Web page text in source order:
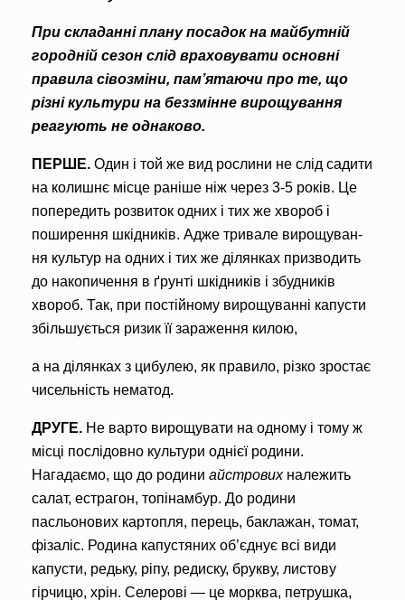
При складанні плану поса­док на майбутній
город­ній сезон слід враховува­ти основні
правила сівозміни, пам’ятаючи про те, що
різні культури на беззмінне вирощу­вання
реагують не однаково.
ПЕРШЕ. Один і той же вид рослини не слід садити
на колишнє місце раніше ніж через 3-5 років. Це
попередить розвиток одних і тих же хвороб і
поширен­ня шкідників. Адже тривале вирощуван­
ня культур на одних і тих же ділянках призводить
до накопичення в ґрунті шкідників і збуд­ників
хвороб. Так, при постійному вирощуванні капусти
збільшується ризик її зараження килою,
а на ділянках з цибулею, як правило, різко зростає
чисель­ність нематод.
ДРУГЕ. Не варто вирощу­вати на одному і тому ж
місці послідовно культури однієї родини.
Нагадаємо, що до родини айстровихнале­жить
салат, естрагон, топінамбур. До родини
пасльонових картопля, перець, баклажан, томат,
фізаліс. Родина капус­тяних об’єднує всі види
капусти, редьку, ріпу, редиску, брук­ву, листову
гірчицю, хрін. Селерові — це морква, петрушка,